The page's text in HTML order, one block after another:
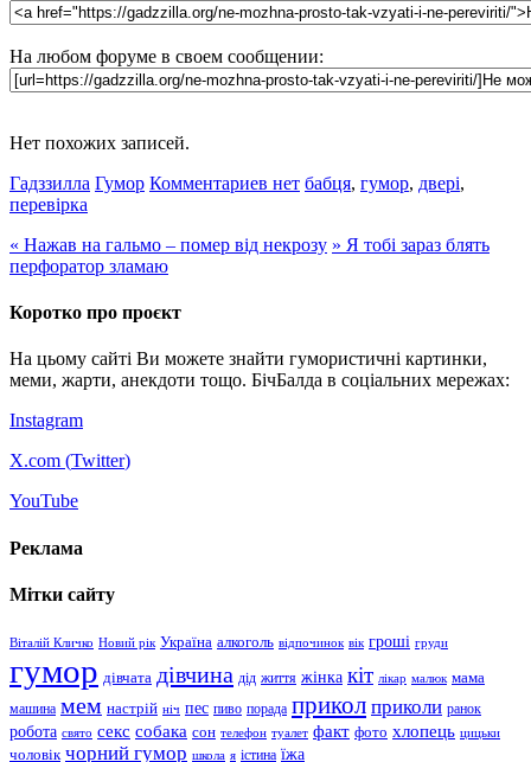
На любом форуме в своем сообщении:
Нет похожих записей.
Гадззилла Гумор Комментариев нет бабця, гумор, двері,
перевірка
« Нажав на гальмо – помер від некрозу » Я тобі зараз блять
перфоратор зламаю
Коротко про проєкт
На цьому сайті Ви можете знайти гумористичні картинки,
меми, жарти, анекдоти тощо. БічБалда в соціальних мережах:
Instagram
X.com (Twitter)
YouTube
Реклама
Мітки сайту
Віталій Кличко Новий рік Україна алкоголь відпочинок вік гроші груди
гумор дівчата дівчина дід життя жінка кіт лікар малюк мама
машина мем настрій ніч пес пиво порада прикол приколи ранок
робота свято секс собака сон телефон туалет факт фото хлопець цицьки
чоловік чорний гумор школа я істина їжа